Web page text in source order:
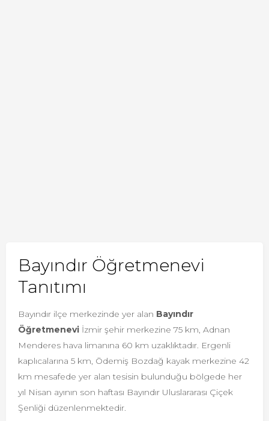
Bayındır Öğretmenevi
Tanıtımı
Bayındır ilçe merkezinde yer alan Bayındır
Öğretmenevi İzmir şehir merkezine 75 km, Adnan
Menderes hava limanına 60 km uzaklıktadır. Ergenli
kaplıcalarına 5 km, Ödemiş Bozdağ kayak merkezine 42
km mesafede yer alan tesisin bulunduğu bölgede her
yıl Nisan ayının son haftası Bayındır Uluslararası Çiçek
Şenliği düzenlenmektedir.